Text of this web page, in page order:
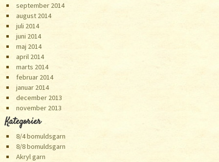
september 2014
august 2014
juli 2014
juni 2014
maj 2014
april 2014
marts 2014
februar 2014
januar 2014
december 2013
november 2013
Kategorier
8/4 bomuldsgarn
8/8 bomuldsgarn
Akryl garn